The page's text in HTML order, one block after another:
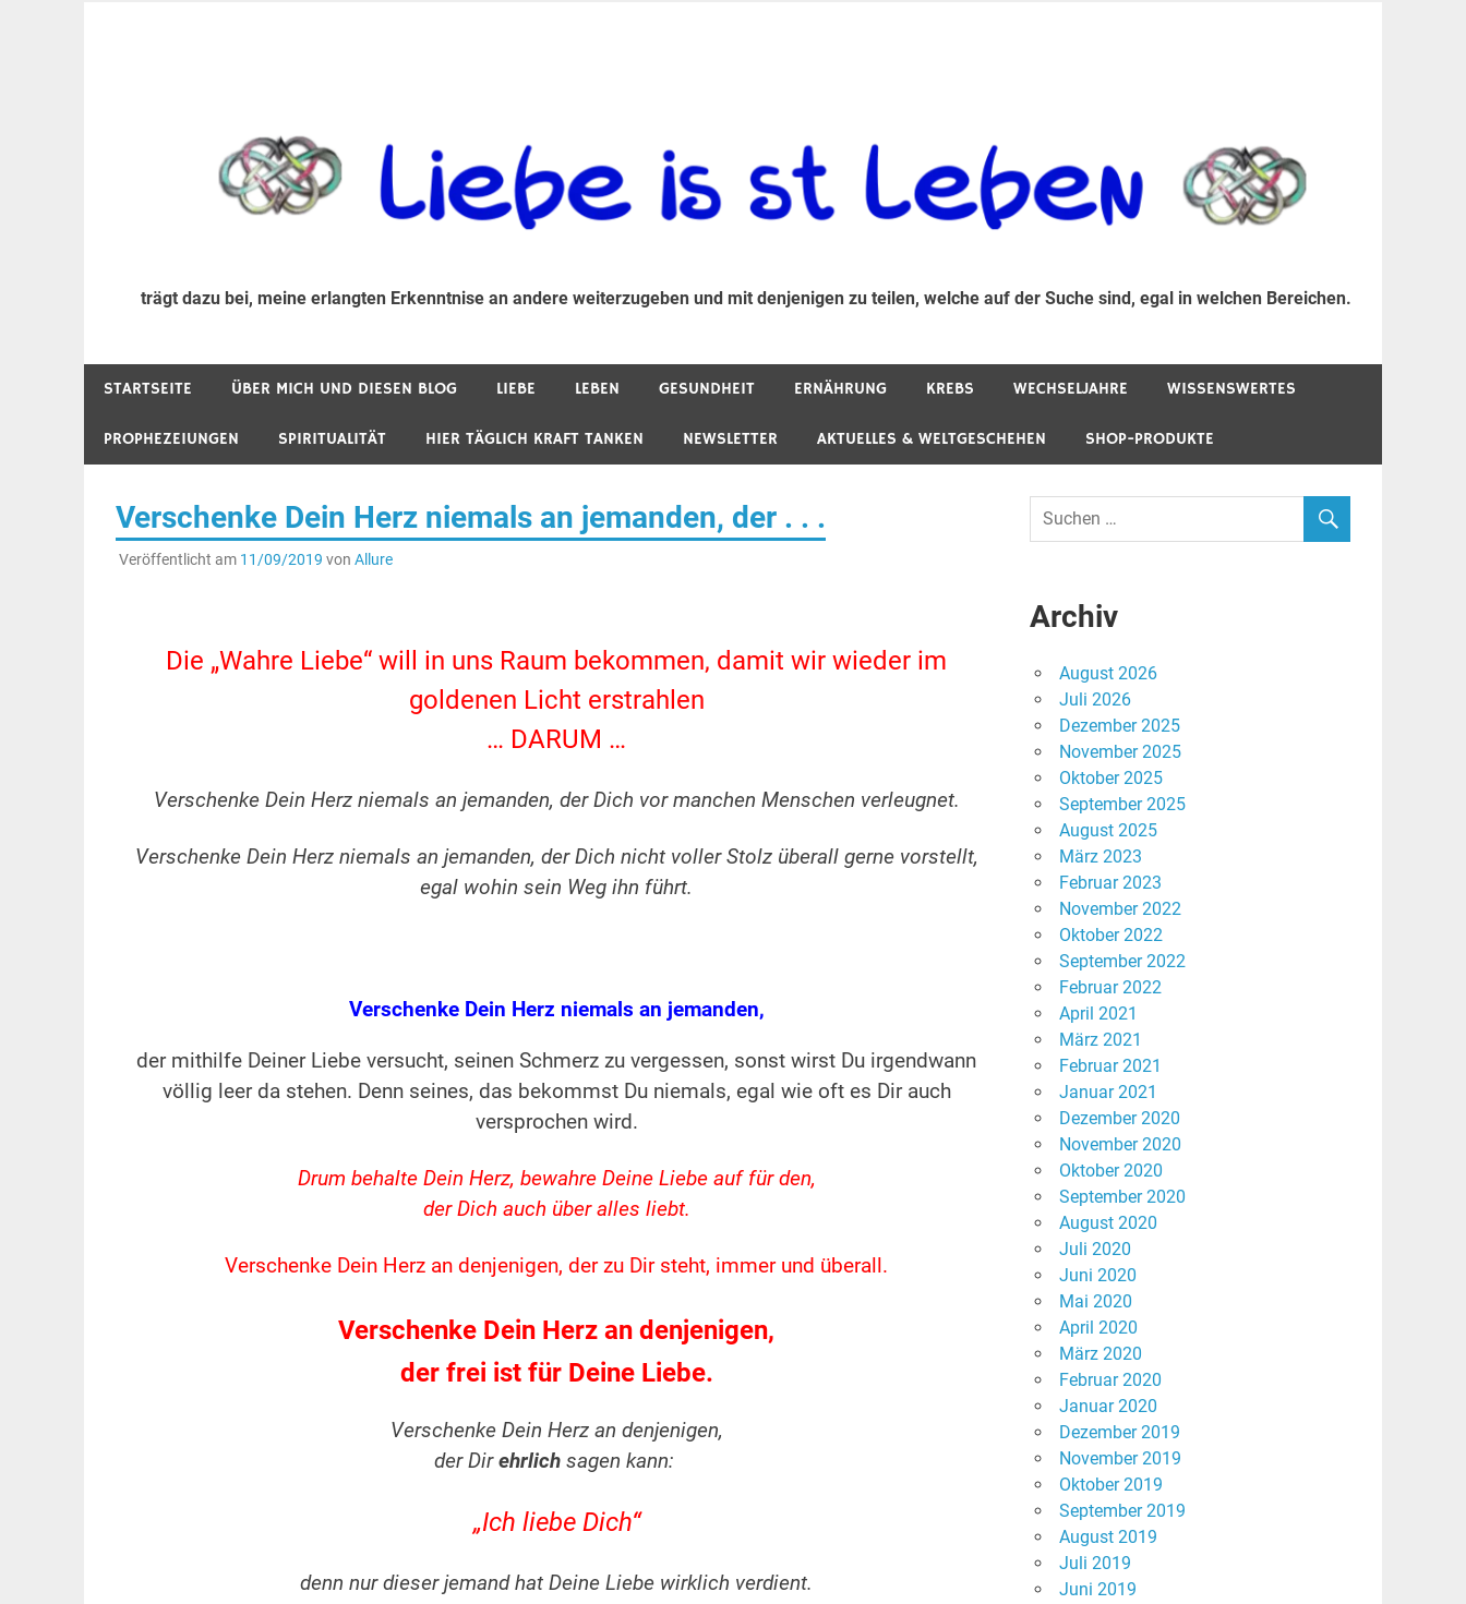
trägt dazu bei, meine erlangten Erkenntnise an andere weiterzugeben und mit denjenigen zu teilen, welche auf der Suche sind, egal in welchen Bereichen.
STARTSEITE ÜBER MICH UND DIESEN BLOG LIEBE LEBEN GESUNDHEIT ERNÄHRUNG KREBS WECHSELJAHRE WISSENSWERTES
PROPHEZEIUNGEN SPIRITUALITÄT HIER TÄGLICH KRAFT TANKEN NEWSLETTER AKTUELLES & WELTGESCHEHEN SHOP-PRODUKTE
Verschenke Dein Herz niemals an jemanden, der . . .
Veröffentlicht am 11/09/2019 von Allure
Die „Wahre Liebe“ will in uns Raum bekommen, damit wir wieder im
goldenen Licht erstrahlen
… DARUM …
Verschenke Dein Herz niemals an jemanden, der Dich vor manchen Menschen verleugnet.
Verschenke Dein Herz niemals an jemanden, der Dich nicht voller Stolz überall gerne vorstellt,
egal wohin sein Weg ihn führt.
Verschenke Dein Herz niemals an jemanden,
der mithilfe Deiner Liebe versucht, seinen Schmerz zu vergessen, sonst wirst Du irgendwann
völlig leer da stehen. Denn seines, das bekommst Du niemals, egal wie oft es Dir auch
versprochen wird.
Drum behalte Dein Herz, bewahre Deine Liebe auf für den,
der Dich auch über alles liebt.
Verschenke Dein Herz an denjenigen, der zu Dir steht, immer und überall.
Verschenke Dein Herz an denjenigen,
der frei ist für Deine Liebe.
Verschenke Dein Herz an denjenigen,
der Direhrlichsagen kann:
„Ich liebe Dich“
denn nur dieser jemand hat Deine Liebe wirklich verdient.
Archiv
August 2026
Juli 2026
Dezember 2025
November 2025
Oktober 2025
September 2025
August 2025
März 2023
Februar 2023
November 2022
Oktober 2022
September 2022
Februar 2022
April 2021
März 2021
Februar 2021
Januar 2021
Dezember 2020
November 2020
Oktober 2020
September 2020
August 2020
Juli 2020
Juni 2020
Mai 2020
April 2020
März 2020
Februar 2020
Januar 2020
Dezember 2019
November 2019
Oktober 2019
September 2019
August 2019
Juli 2019
Juni 2019